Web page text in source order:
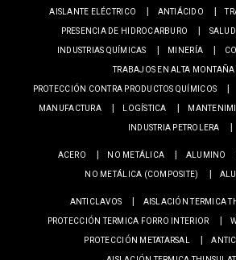
AISLANTE ELÉCTRICO ANTIÁCIDO
PRESENCIA DE HIDROCARBURO
INDUSTRIAS QUÍMICAS
MINERÍA
TRABAJOS EN ALTA MONTAÑA
PROTECCIÓN CONTRA PRODUCTOS QUÍMICOS
MANUFACTURA
LOGÍSTICA
INDUSTRIA PETROLERA
ACERO NO METÁLICA ALUMINO
NO METÁLICA (COMPOSITE)
ANTICLAVOS
AISLACIÓN TERMICA
PROTECCIÓN TERMICA FORRO INTERIOR
PROTECCIÓN METATARSAL